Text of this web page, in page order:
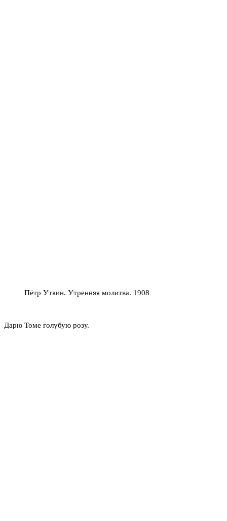
Пётр Уткин. Утренняя молитва. 1908
Дарю Томе голубую розу.